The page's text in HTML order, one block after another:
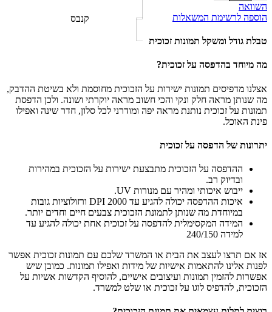
קנבס
השוואה
הוספה לרשימת המשאלות
טבלת גודל ומשקל תמונות זכוכית
מה מיוחד בהדפסה על זכוכית?
אצלנו מדפיסים תמונות ישירות על הזכוכית מחוסמת ולא בשיטת ההדבק,
מה שנותן מראה חלק ונקי והכי חשוב מראה יוקרתי ושונה. ולכן הדפסת
תמונות על זכוכית נותנת מראה יפה ומודרני לכל סלון, חדר שינה ואפילו
פינת האוכל.
יתרונות של הדפסה על זכוכית
ההדפסה על הזכוכית מתבצעת ישירות על הזכוכית במהירות
ובדיוק רב.
ייבוש איכותי ומהיר עם מנורות UV.
איכות ההדפסה יכולה להגיע עד 2000 DPI ורזולוציות גובות
במיוחדת מה שנותן לתמונת הזכוכית צבעים חיים וחדים יותר.
המידה המקסימלית להדפסה על זכוכית אחת יכולה להגיע עד
למידה 240/150
אז אם תרצו לעצב את הבית או המשרד שלכם עם תמונות זכוכית אפשר
לפנות אלינו להתאמות אישיות של מידות ואפילו תמונות. כמובן שיש
אפשרות להזמין תמונות ועיצובים אישיים, להוסיף הקדשות אשיות על
הזכוכית, להדפיס לוגו על זכוכית או שלט למשרד.